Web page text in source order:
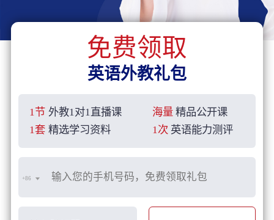
免费领取
英语外教礼包
1节 外教1对1直播课 海量 精品公开课
1套 精选学习资料 1次 英语能力测评
+86